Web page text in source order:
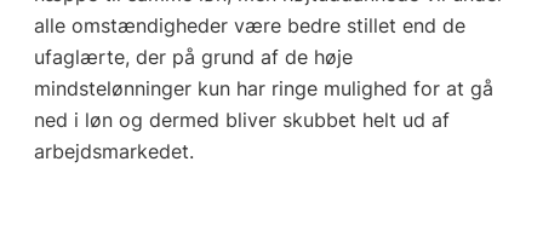
alle omstændigheder være bedre stillet end de
ufaglærte, der på grund af de høje
mindstelønninger kun har ringe mulighed for at gå
ned i løn og dermed bliver skubbet helt ud af
arbejdsmarkedet.